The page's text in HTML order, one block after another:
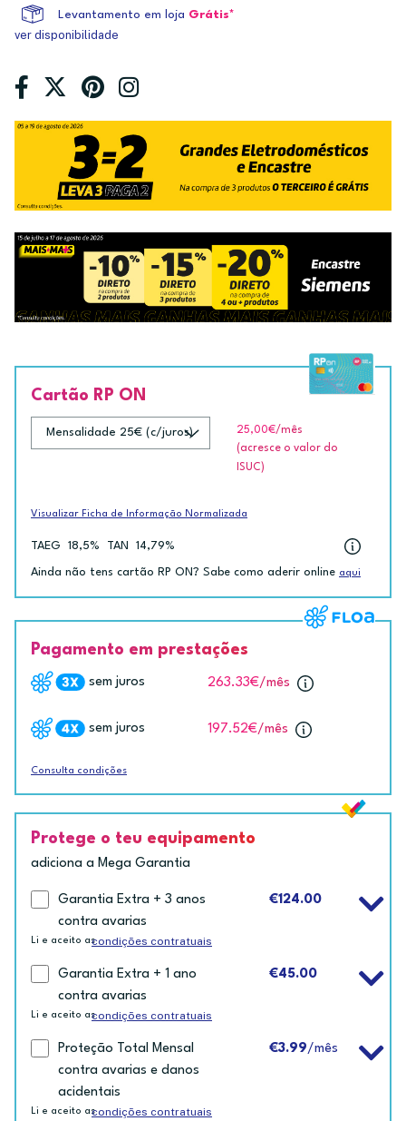
Levantamento em loja Grátis*
ver disponibilidade
Cartão RP ON
25,00€/mês
(acresce o valor do
ISUC)
Visualizar Ficha de Informação Normalizada
TAEG 18,5% TAN 14,79%
Ainda não tens cartão RP ON? Sabe como aderir online aqui
Pagamento em prestações
sem juros 263.33€/mês
sem juros 197.52€/mês
Consulta condições
Protege o teu equipamento
adiciona a Mega Garantia
Garantia Extra + 3 anos
contra avarias
€124.00
Li e aceito ascondições contratuais
Garantia Extra + 1 ano
contra avarias
€45.00
Li e aceito ascondições contratuais
Proteção Total Mensal
contra avarias e danos
acidentais
€3.99/mês
Li e aceito ascondições contratuais